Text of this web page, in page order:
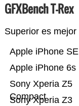
GFXBench T-Rex
Superior es mejor
Sony Xperia Z3
Sony Xperia Z5
Compact
Apple iPhone 6s
Apple iPhone SE